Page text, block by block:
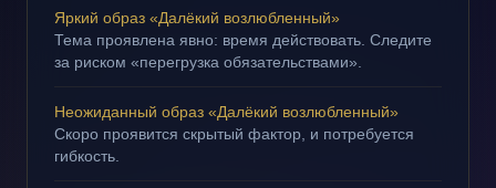
Яркий образ «Далёкий возлюбленный»
Тема проявлена явно: время действовать. Следите
за риском «перегрузка обязательствами».
Неожиданный образ «Далёкий возлюбленный»
Скоро проявится скрытый фактор, и потребуется
гибкость.